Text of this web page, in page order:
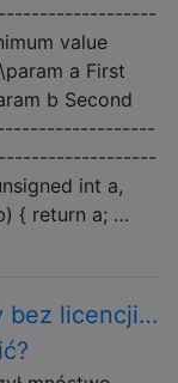
value
a First
b Second
int a,
{ return a; …
bez licencji…